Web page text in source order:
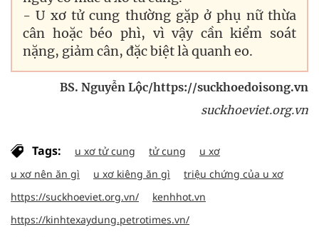
- U xơ tử cung thường gặp ở phụ nữ thừa
cân hoặc béo phì, vì vậy cần kiểm soát
nặng, giảm cân, đặc biệt là quanh eo.
BS. Nguyễn Lộc/https://suckhoedoisong.vn
suckhoeviet.org.vn
Tags: u xơ tử cung tử cung
u xơ
u xơ nên ăn gì
u xơ kiêng ăn gì
triệu chứng của u xơ
https://suckhoeviet.org.vn/
kenhhot.vn
https://kinhtexaydung.petrotimes.vn/